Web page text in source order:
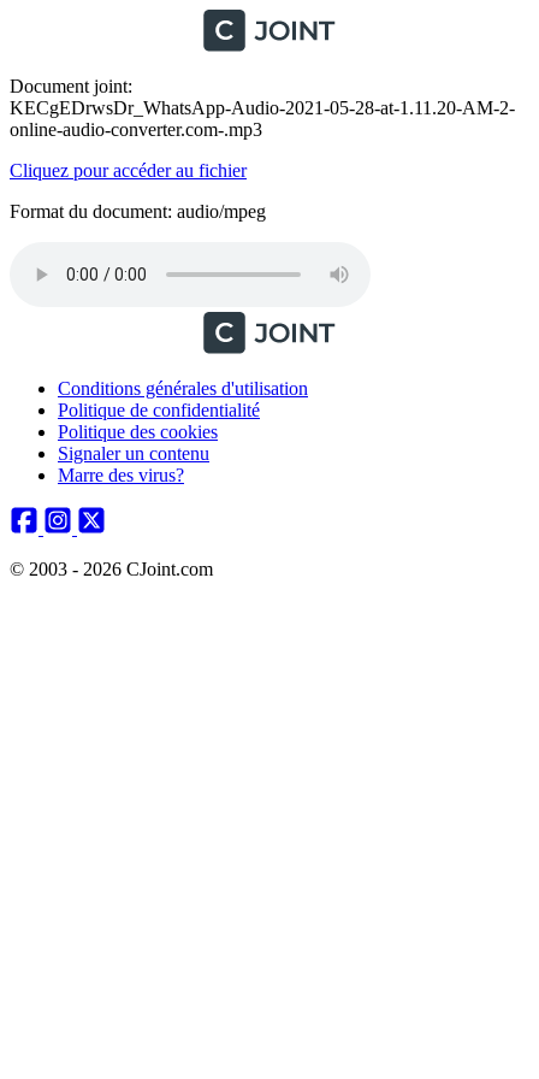
Document joint:
KECgEDrwsDr_WhatsApp-Audio-2021-05-28-at-1.11.20-AM-2-
online-audio-converter.com-.mp3
Cliquez pour accéder au fichier
Format du document: audio/mpeg
Conditions générales d'utilisation
Politique de confidentialité
Politique des cookies
Signaler un contenu
Marre des virus?
© 2003 - 2026 CJoint.com